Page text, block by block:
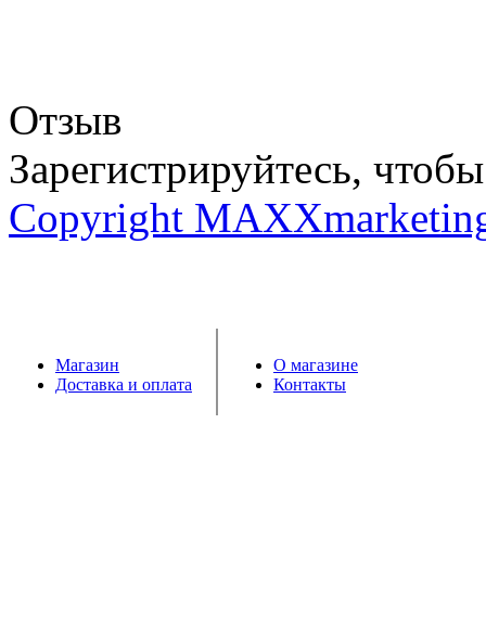
Отзыв
Зарегистрируйтесь,
Copyright
Магазин
Доставка и оплата
О магазине
Контакты